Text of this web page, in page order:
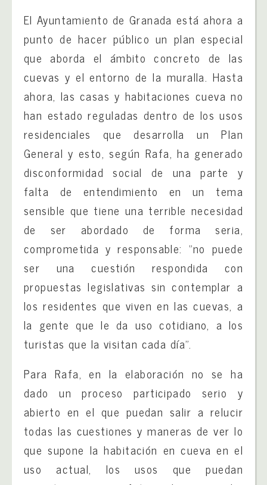
El Ayuntamiento de Granada está ahora a
punto de hacer público un plan especial
que aborda el ámbito concreto de las
cuevas y el entorno de la muralla. Hasta
ahora, las casas y habitaciones cueva no
han estado reguladas dentro de los usos
residenciales que desarrolla un Plan
General y esto, según Rafa, ha generado
disconformidad social de una parte y
falta de entendimiento en un tema
sensible que tiene una terrible necesidad
de ser abordado de forma seria,
comprometida y responsable: “no puede
ser una cuestión respondida con
propuestas legislativas sin contemplar a
los residentes que viven en las cuevas, a
la gente que le da uso cotidiano, a los
turistas que la visitan cada día”.
Para Rafa, en la elaboración no se ha
dado un proceso participado serio y
abierto en el que puedan salir a relucir
todas las cuestiones y maneras de ver lo
que supone la habitación en cueva en el
uso actual, los usos que puedan